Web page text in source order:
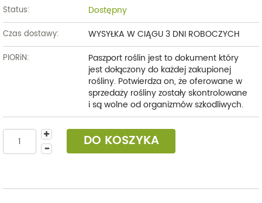
Status: Dostępny
Czas dostawy: WYSYŁKA W CIĄGU 3 DNI ROBOCZYCH
PIORiN:
Paszport roślin jest to dokument który
jest dołączony do każdej zakupionej
rośliny. Potwierdza on, że oferowane w
sprzedaży rośliny zostały skontrolowane
i są wolne od organizmów szkodliwych.
DO KOSZYKA